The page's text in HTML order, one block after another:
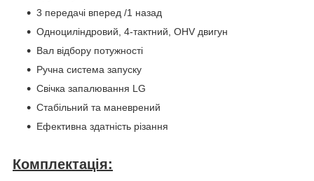
3 передачі вперед /1 назад
Одноциліндровий, 4-тактний, OHV двигун
Вал відбору потужності
Ручна система запуску
Свічка запалювання LG
Стабільний та маневрений
Ефективна здатність різання
Комплектація: